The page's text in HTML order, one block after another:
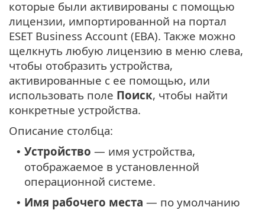
которые были активированы с помощью
лицензии, импортированной на портал
ESET Business Account (EBA). Также можно
щелкнуть любую лицензию в меню слева,
чтобы отобразить устройства,
активированные с ее помощью, или
использовать поле Поиск, чтобы найти
конкретные устройства.
Описание столбца:
• Устройство — имя устройства,
отображаемое в установленной
операционной системе.
• Имя рабочего места — по умолчанию